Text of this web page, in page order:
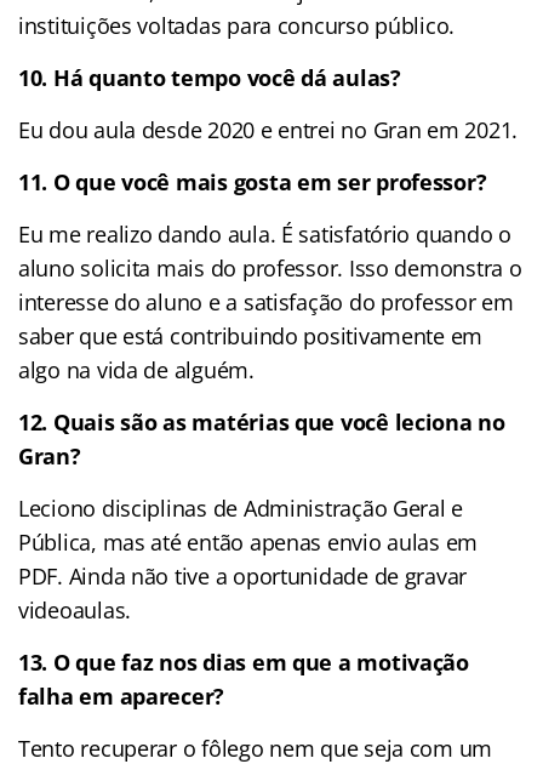
instituições voltadas para concurso público.
10. Há quanto tempo você dá aulas?
Eu dou aula desde 2020 e entrei no Gran em 2021.
11. O que você mais gosta em ser professor?
Eu me realizo dando aula. É satisfatório quando o
aluno solicita mais do professor. Isso demonstra o
interesse do aluno e a satisfação do professor em
saber que está contribuindo positivamente em
algo na vida de alguém.
12. Quais são as matérias que você leciona no
Gran?
Leciono disciplinas de Administração Geral e
Pública, mas até então apenas envio aulas em
PDF. Ainda não tive a oportunidade de gravar
videoaulas.
13. O que faz nos dias em que a motivação
falha em aparecer?
Tento recuperar o fôlego nem que seja com um